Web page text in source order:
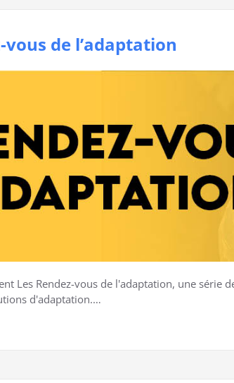
de l’adaptation
Les Rendez-vous de l'adaptation, une série
d'adaptation.…